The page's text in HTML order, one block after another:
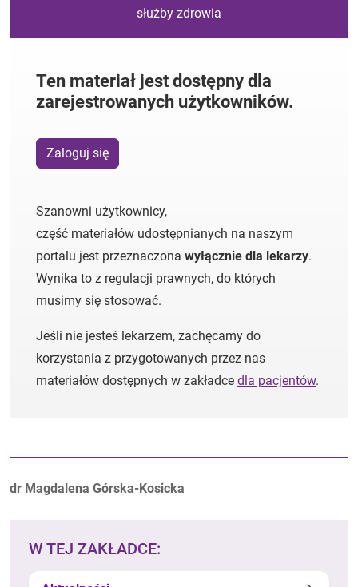
służby zdrowia
Ten materiał jest dostępny dla
zarejestrowanych użytkowników.
Zaloguj się
Szanowni użytkownicy,
część materiałów udostępnianych na naszym
portalu jest przeznaczona wyłącznie dla lekarzy.
Wynika to z regulacji prawnych, do których
musimy się stosować.
Jeśli nie jesteś lekarzem, zachęcamy do
korzystania z przygotowanych przez nas
materiałów dostępnych w zakładce dla pacjentów.
Autorzy:
dr Magdalena Górska-Kosicka
W TEJ ZAKŁADCE: